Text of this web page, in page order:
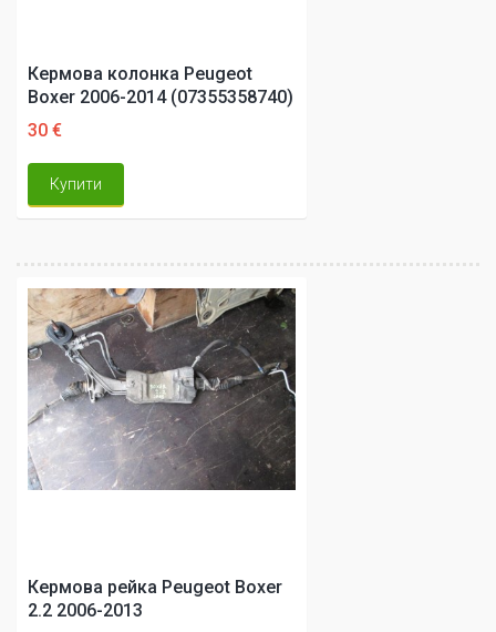
Кермова колонка Peugeot
Boxer 2006-2014 (07355358740)
30 €
Купити
Кермова рейка Peugeot Boxer
2.2 2006-2013